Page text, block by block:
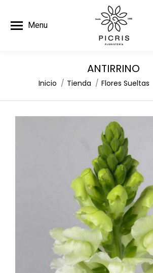
Menu
ANTIRRINO
Estás aquí:
Inicio Tienda Flores Sueltas